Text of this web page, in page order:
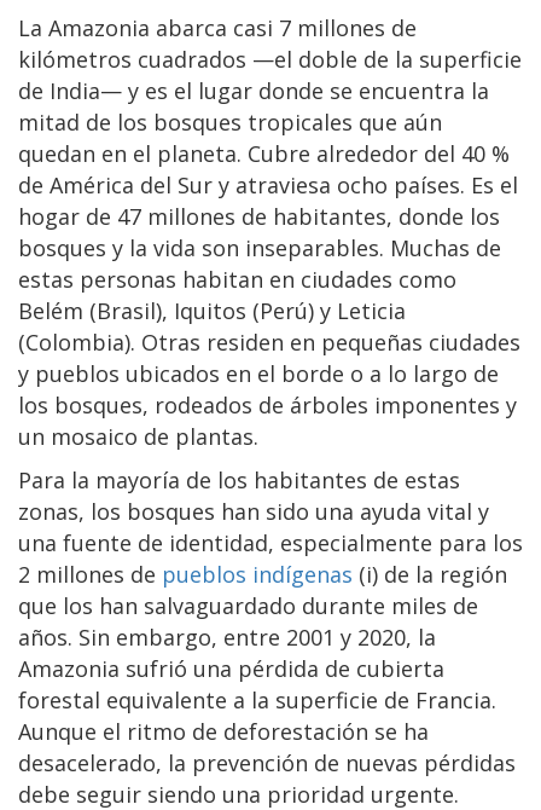
La Amazonia abarca casi 7 millones de
kilómetros cuadrados —el doble de la superficie
de India— y es el lugar donde se encuentra la
mitad de los bosques tropicales que aún
quedan en el planeta. Cubre alrededor del 40 %
de América del Sur y atraviesa ocho países. Es el
hogar de 47 millones de habitantes, donde los
bosques y la vida son inseparables. Muchas de
estas personas habitan en ciudades como
Belém (Brasil), Iquitos (Perú) y Leticia
(Colombia). Otras residen en pequeñas ciudades
y pueblos ubicados en el borde o a lo largo de
los bosques, rodeados de árboles imponentes y
un mosaico de plantas.
Para la mayoría de los habitantes de estas
zonas, los bosques han sido una ayuda vital y
una fuente de identidad, especialmente para los
2 millones de pueblos indígenas (i) de la región
que los han salvaguardado durante miles de
años. Sin embargo, entre 2001 y 2020, la
Amazonia sufrió una pérdida de cubierta
forestal equivalente a la superficie de Francia.
Aunque el ritmo de deforestación se ha
desacelerado, la prevención de nuevas pérdidas
debe seguir siendo una prioridad urgente.